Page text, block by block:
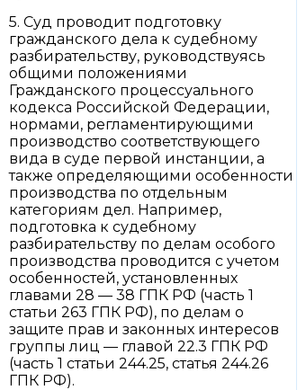
5. Суд проводит подготовку
гражданского дела к судебному
разбирательству, руководствуясь
общими положениями
Гражданского процессуального
кодекса Российской Федерации,
нормами, регламентирующими
производство соответствующего
вида в суде первой инстанции, а
также определяющими особенности
производства по отдельным
категориям дел. Например,
подготовка к судебному
разбирательству по делам особого
производства проводится с учетом
особенностей, установленных
главами 28 — 38 ГПК РФ (часть 1
статьи 263 ГПК РФ), по делам о
защите прав и законных интересов
группы лиц — главой 22.3 ГПК РФ
(часть 1 статьи 244.25, статья 244.26
ГПК РФ).